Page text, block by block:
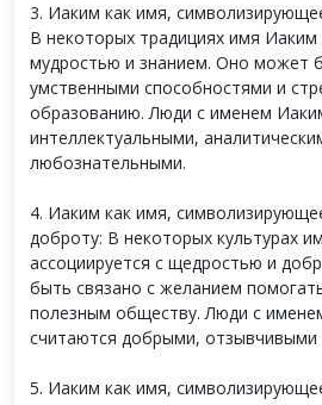
3. Иаким как имя,
В некоторых традициях имя Иаким
мудростью и знанием. Оно может
умственными способностями и
образованию. Люди с именем
интеллектуальными,
любознательными.
4. Иаким как имя,
доброту: В некоторых культурах
ассоциируется с щедростью и
быть связано с желанием
полезным обществу. Люди с
считаются добрыми, отзывчивыми
5. Иаким как имя,